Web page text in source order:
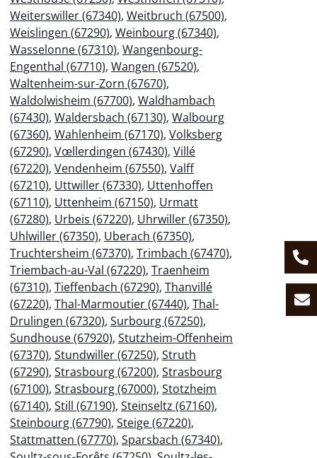
Weiterswiller (67340), Weitbruch (67500),
Weislingen (67290), Weinbourg (67340),
Wasselonne (67310), Wangenbourg-
Engenthal (67710), Wangen (67520),
Waltenheim-sur-Zorn (67670),
Waldolwisheim (67700), Waldhambach
(67430), Waldersbach (67130), Walbourg
(67360), Wahlenheim (67170), Volksberg
(67290), Vœllerdingen (67430), Villé
(67220), Vendenheim (67550), Valff
(67210), Uttwiller (67330), Uttenhoffen
(67110), Uttenheim (67150), Urmatt
(67280), Urbeis (67220), Uhrwiller (67350),
Uhlwiller (67350), Uberach (67350),
Truchtersheim (67370), Trimbach (67470),
Triembach-au-Val (67220), Traenheim
(67310), Tieffenbach (67290), Thanvillé
(67220), Thal-Marmoutier (67440), Thal-
Drulingen (67320), Surbourg (67250),
Sundhouse (67920), Stutzheim-Offenheim
(67370), Stundwiller (67250), Struth
(67290), Strasbourg (67200), Strasbourg
(67100), Strasbourg (67000), Stotzheim
(67140), Still (67190), Steinseltz (67160),
Steinbourg (67790), Steige (67220),
Stattmatten (67770), Sparsbach (67340),